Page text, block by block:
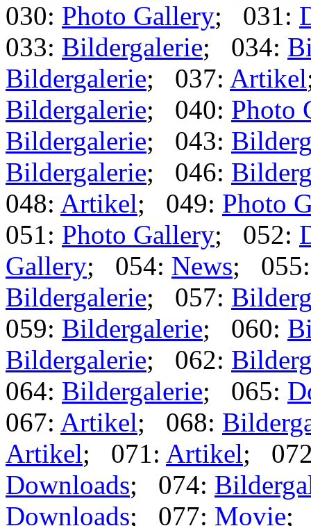
030: Photo Gallery; 031:
033: Bildergalerie; 034:
Bildergalerie; 037: Artikel
Bildergalerie; 040: Photo
Bildergalerie; 043:
Bildergalerie; 046:
048: Artikel; 049: Photo
051: Photo Gallery; 052:
Gallery; 054: News;
Bildergalerie; 057:
059: Bildergalerie; 060:
Bildergalerie; 062:
064: Bildergalerie; 065:
067: Artikel; 068:
Artikel; 071: Artikel;
Downloads; 074:
Downloads; 077: Movie;